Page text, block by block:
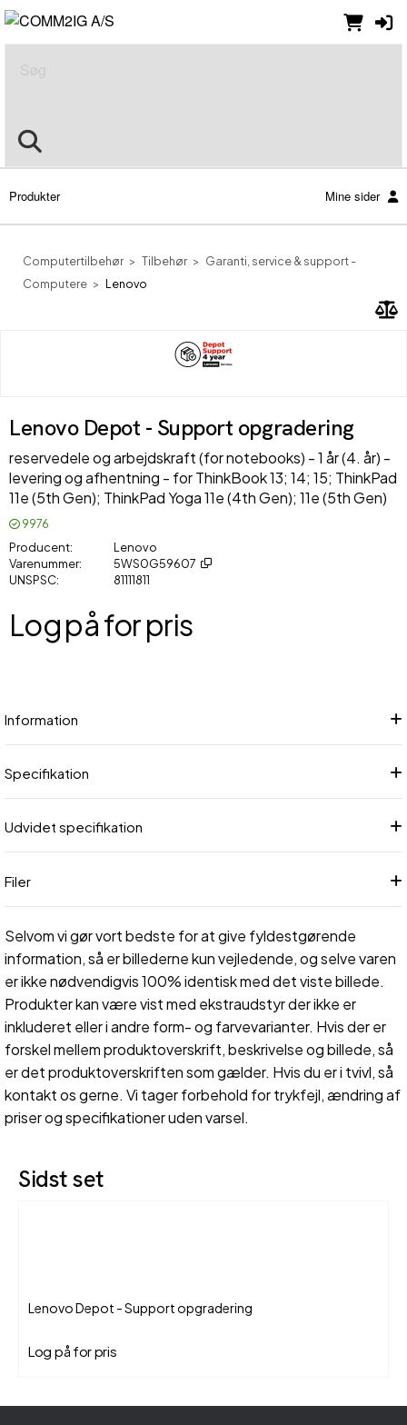
Produkter Mine sider
Computertilbehør Tilbehør
Garanti, service & support -
Computere
Lenovo
Lenovo Depot - Support opgradering
reservedele og arbejdskraft (for notebooks) - 1 år (4. år) -
levering og afhentning - for ThinkBook 13; 14; 15; ThinkPad
11e (5th Gen); ThinkPad Yoga 11e (4th Gen); 11e (5th Gen)
9976
Producent
Lenovo
Varenummer
5WS0G59607
UNSPSC
81111811
Log på for pris
Information
Specifikation
Udvidet specifikation
Filer
Selvom vi gør vort bedste for at give fyldestgørende
information, så er billederne kun vejledende, og selve varen
er ikke nødvendigvis 100% identisk med det viste billede.
Produkter kan være vist med ekstraudstyr der ikke er
inkluderet eller i andre form- og farvevarianter. Hvis der er
forskel mellem produktoverskrift, beskrivelse og billede, så
er det produktoverskriften som gælder. Hvis du er i tvivl, så
kontakt os gerne. Vi tager forbehold for trykfejl, ændring af
priser og specifikationer uden varsel.
Sidst set
Lenovo Depot - Support opgradering
Log på for pris